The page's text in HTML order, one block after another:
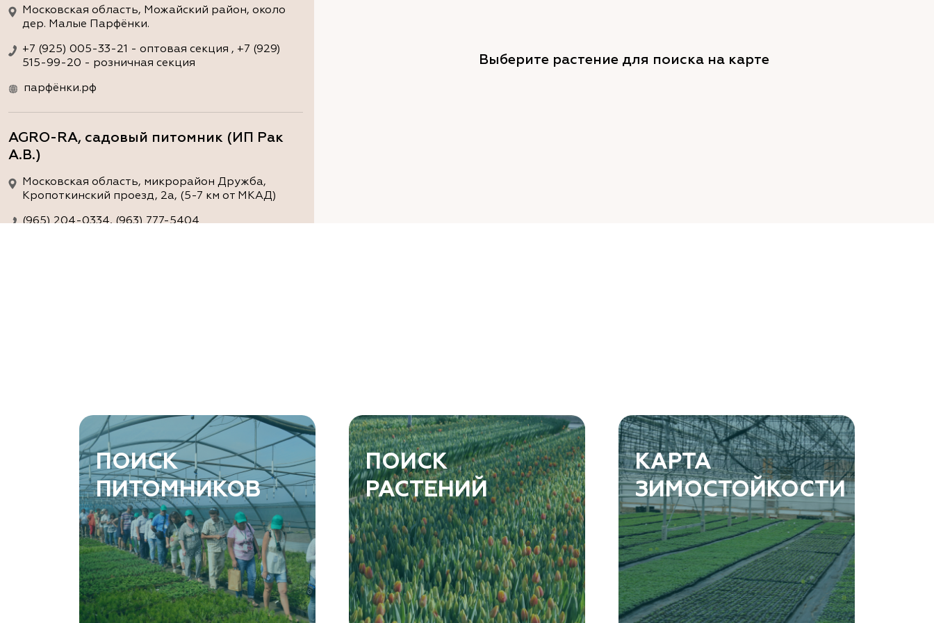
Московская область, Можайский район, около
дер. Малые Парфёнки.
+7 (925) 005-33-21 - оптовая секция , +7 (929)
515-99-20 - розничная секция
парфёнки.рф
AGRO-RA, садовый питомник (ИП Рак
А.В.)
Московская область, микрорайон Дружба,
Кропоткинский проезд, 2а, (5-7 км от МКАД)
(965) 204-0334, (963) 777-5404
ArtGreen (питомник декоративных
растений, АртГрин)
Ростовская область, Ростов-на-Дону,
Левобережная ул, дом № 37
8 966 206 7222
www.art-green.ru
Garden Group, ООО «Девелопмент Груп»
Выберите растение для поиска на карте
ПОИСК
ПИТОМНИКОВ
ПОИСК
РАСТЕНИЙ
КАРТА
ЗИМОСТОЙКОСТИ